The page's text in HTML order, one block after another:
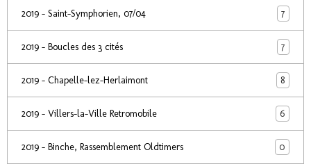
2019 - Saint-Symphorien, 07/04 7
2019 - Boucles des 3 cités 7
2019 - Chapelle-lez-Herlaimont 8
2019 - Villers-la-Ville Retromobile 6
2019 - Binche, Rassemblement Oldtimers 0